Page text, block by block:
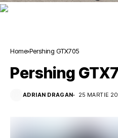
Home Pershing GTX705
Pershing
ADRIAN DRAGAN 25 MARTIE